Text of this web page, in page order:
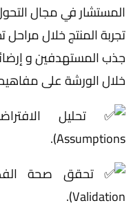
المستشار في مجال
تجربة المنتج خلال
جذب المستهدفين و
خلال الورشة على
Assumptions).
Validation).